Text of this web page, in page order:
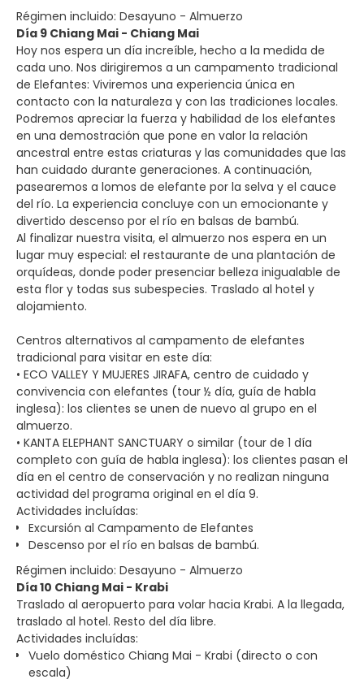
Régimen incluido: Desayuno - Almuerzo
Día 9 Chiang Mai - Chiang Mai
Hoy nos espera un día increíble, hecho a la medida de
cada uno. Nos dirigiremos a un campamento tradicional
de Elefantes: Viviremos una experiencia única en
contacto con la naturaleza y con las tradiciones locales.
Podremos apreciar la fuerza y habilidad de los elefantes
en una demostración que pone en valor la relación
ancestral entre estas criaturas y las comunidades que las
han cuidado durante generaciones. A continuación,
pasearemos a lomos de elefante por la selva y el cauce
del río. La experiencia concluye con un emocionante y
divertido descenso por el río en balsas de bambú.
Al finalizar nuestra visita, el almuerzo nos espera en un
lugar muy especial: el restaurante de una plantación de
orquídeas, donde poder presenciar belleza inigualable de
esta flor y todas sus subespecies. Traslado al hotel y
alojamiento.
Centros alternativos al campamento de elefantes
tradicional para visitar en este día:
• ECO VALLEY Y MUJERES JIRAFA, centro de cuidado y
convivencia con elefantes (tour ½ día, guía de habla
inglesa): los clientes se unen de nuevo al grupo en el
almuerzo.
• KANTA ELEPHANT SANCTUARY o similar (tour de 1 día
completo con guía de habla inglesa): los clientes pasan el
día en el centro de conservación y no realizan ninguna
actividad del programa original en el día 9.
Actividades incluídas:
Excursión al Campamento de Elefantes
Descenso por el río en balsas de bambú.
Régimen incluido: Desayuno - Almuerzo
Día 10 Chiang Mai - Krabi
Traslado al aeropuerto para volar hacia Krabi. A la llegada,
traslado al hotel. Resto del día libre.
Actividades incluídas:
Vuelo doméstico Chiang Mai - Krabi (directo o con
escala)